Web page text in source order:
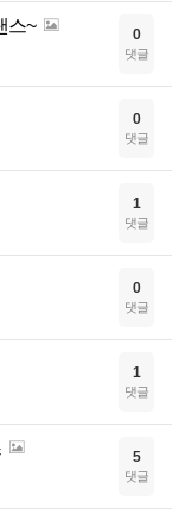
스~ 0
댓글
0
댓글
1
댓글
0
댓글
1
댓글
5
댓글